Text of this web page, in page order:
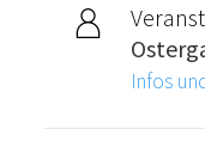
Infos